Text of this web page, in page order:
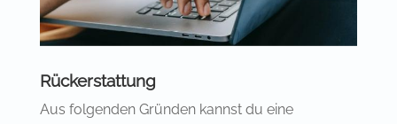
Rückerstattung
Aus folgenden Gründen kannst du eine